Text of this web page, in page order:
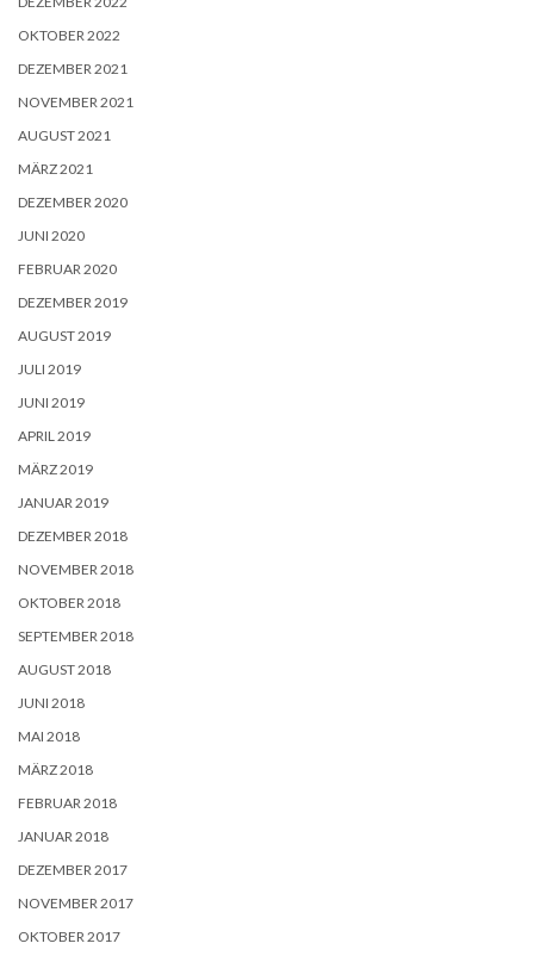
OKTOBER 2022
DEZEMBER 2021
NOVEMBER 2021
AUGUST 2021
MÄRZ 2021
DEZEMBER 2020
JUNI 2020
FEBRUAR 2020
DEZEMBER 2019
AUGUST 2019
JULI 2019
JUNI 2019
APRIL 2019
MÄRZ 2019
JANUAR 2019
DEZEMBER 2018
NOVEMBER 2018
OKTOBER 2018
SEPTEMBER 2018
AUGUST 2018
JUNI 2018
MAI 2018
MÄRZ 2018
FEBRUAR 2018
JANUAR 2018
DEZEMBER 2017
NOVEMBER 2017
OKTOBER 2017